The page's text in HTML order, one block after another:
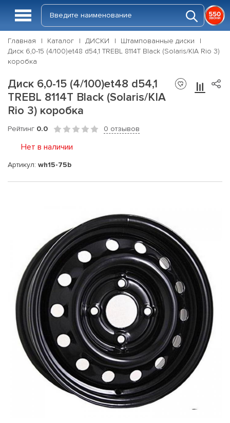
Главная Каталог ДИСКИ
Штампованные диски
Диск 6,0-15 (4/100)et48 d54,1 TREBL 8114T Black (Solaris/KIA Rio 3)
коробка
Диск 6,0-15 (4/100)et48 d54,1
TREBL 8114T Black (Solaris/KIA
Rio 3) коробка
Рейтинг 0.0 0 отзывов
Нет в наличии
Артикул: wh15-75b